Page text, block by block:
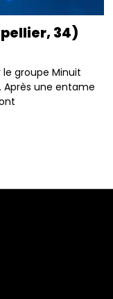
34)
groupe Minuit
une entame